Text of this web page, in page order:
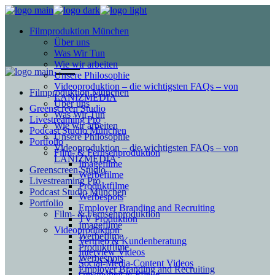
Filmproduktion München
Über uns
Was Wir Tun
Wie wir arbeiten
Unsere Philosophie
Videoproduktion – die wichtigsten FAQs – von
LANIZMEDIA
Greenscreen Studio
Livestreaming Pro
Podcast Studio München
Portfolio
Film- & Fernsehproduktion
Imagefilme
Werbefilme
Produktfilme
Werbespots
Employer Branding and Recruiting
TV Produktion
Videoproduktion
Vertrieb & Kundenberatung
Interview Videos
Social-Media-Content Videos
Filmproduktion München
Über uns
Was Wir Tun
Wie wir arbeiten
Unsere Philosophie
Videoproduktion – die wichtigsten FAQs – von
LANIZMEDIA
Greenscreen Studio
Livestreaming Pro
Podcast Studio München
Portfolio
Film- & Fernsehproduktion
Imagefilme
Werbefilme
Produktfilme
Werbespots
Employer Branding and Recruiting